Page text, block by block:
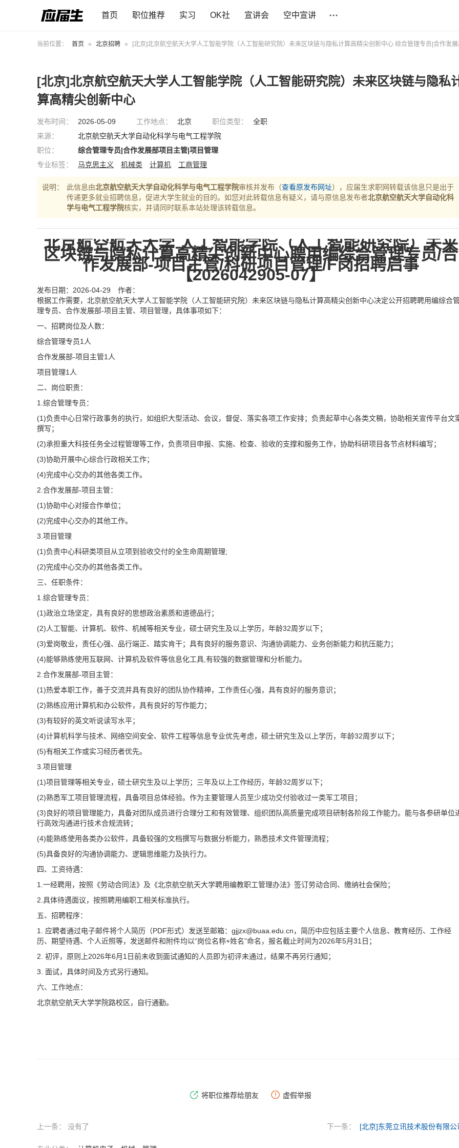
首页 职位推荐 实习 OK社 宣讲会 空中宣讲
当前位置： 首页 » 北京招聘 » [北京]北京航空航天大学人工智能学院（人工智能研究院）未来区块链与隐私计算高精尖创新中心 综合管理专员|合作发
[北京]北京航空航天大学人工智能学院（人工智能研究院）未来区块链与隐私
算高精尖创新中心
发布时间： 2026-05-09 工作地点： 北京 职位类型：
全职
来源：
北京航空航天大学自动化科学与电气工程学院
职位：
综合管理专员|合作发展部项目主管|项目管理
专业标签：
马克思主义 机械类 计算机 工商管理
说明： 此信息由北京航空航天大学自动化科学与电气工程学院审核并发布（查看原发布网址），应届生求职网转载该信息只是出于
传递更多就业招聘信息，促进大学生就业的目的。如您对此转载信息有疑义，请与原信息发布者北京航空航天大学自动化科
学与电气工程学院核实，并请同时联系本站处理该转载信息。
北京航空航天大学 人工智能学院（人工智能研究院）未来
区块链与隐私计算高精尖创新中心聘用编综合管理专员/合
作发展部-项目主管/科研项目管理/F岗招聘启事
【2026042905-07】
发布日期：2026-04-29 作者：
根据工作需要，北京航空航天大学人工智能学院（人工智能研究院）未来区块链与隐私计算高精尖创新中心决定公开招聘聘用编综合
理专员、合作发展部-项目主管、项目管理，具体事项如下：
一、招聘岗位及人数：
综合管理专员1人
合作发展部-项目主管1人
项目管理1人
二、岗位职责：
1.综合管理专员：
(1)负责中心日常行政事务的执行，如组织大型活动、会议，督促、落实各项工作安排；负责起草中心各类文稿，协助相关宣传平台文
撰写；
(2)承担重大科技任务全过程管理等工作，负责项目申报、实施、检查、验收的支撑和服务工作，协助科研项目各节点材料编写；
(3)协助开展中心综合行政相关工作；
(4)完成中心交办的其他各类工作。
2.合作发展部-项目主管：
(1)协助中心对接合作单位；
(2)完成中心交办的其他工作。
3.项目管理
(1)负责中心科研类项目从立项到验收交付的全生命周期管理;
(2)完成中心交办的其他各类工作。
三、任职条件：
1.综合管理专员：
(1)政治立场坚定，具有良好的思想政治素质和道德品行；
(2)人工智能、计算机、软件、机械等相关专业，硕士研究生及以上学历，年龄32周岁以下；
(3)爱岗敬业，责任心强、品行端正、踏实肯干；具有良好的服务意识、沟通协调能力、业务创新能力和抗压能力；
(4)能够熟练使用互联网、计算机及软件等信息化工具,有较强的数据管理和分析能力。
2.合作发展部-项目主管：
(1)热爱本职工作，善于交流并具有良好的团队协作精神，工作责任心强，具有良好的服务意识；
(2)熟练应用计算机和办公软件，具有良好的写作能力；
(3)有较好的英文听说读写水平；
(4)计算机科学与技术、网络空间安全、软件工程等信息专业优先考虑，硕士研究生及以上学历，年龄32周岁以下；
(5)有相关工作或实习经历者优先。
3.项目管理
(1)项目管理等相关专业，硕士研究生及以上学历；三年及以上工作经历，年龄32周岁以下；
(2)熟悉军工项目管理流程，具备项目总体经验。作为主要管理人员至少成功交付验收过一类军工项目；
(3)良好的项目管理能力，具备对团队成员进行合理分工和有效管理、组织团队高质量完成项目研制各阶段工作能力。能与各参研单位
行高效沟通进行技术合规流转；
(4)能熟练使用各类办公软件，具备较强的文档撰写与数据分析能力，熟悉技术文件管理流程；
(5)具备良好的沟通协调能力、逻辑思维能力及执行力。
四、工资待遇：
1.一经聘用，按照《劳动合同法》及《北京航空航天大学聘用编教职工管理办法》签订劳动合同、缴纳社会保险；
2.具体待遇面议，按照聘用编职工相关标准执行。
五、招聘程序：
1. 应聘者通过电子邮件将个人简历（PDF形式）发送至邮箱： gjjzx@buaa.edu.cn，简历中应包括主要个人信息、教育经历、工作经
历、期望待遇、个人近照等，发送邮件和附件均以“岗位名称+姓名”命名，报名截止时间为2026年5月31日；
2. 初评，原则上2026年6月1日前未收到面试通知的人员即为初评未通过，结果不再另行通知；
3. 面试，具体时间及方式另行通知。
六、工作地点：
北京航空航天大学学院路校区，自行通勤。
将职位推荐给朋友 虚假举报
上一条： 没有了 下一条： [北京]东莞立讯技术股份有限公